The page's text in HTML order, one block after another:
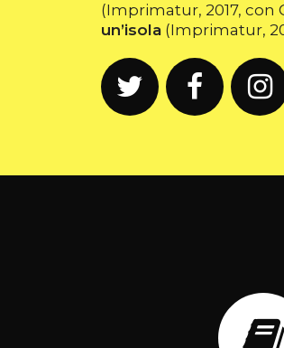
(Imprimatur, 2017, con
un’isola (Imprimatur,